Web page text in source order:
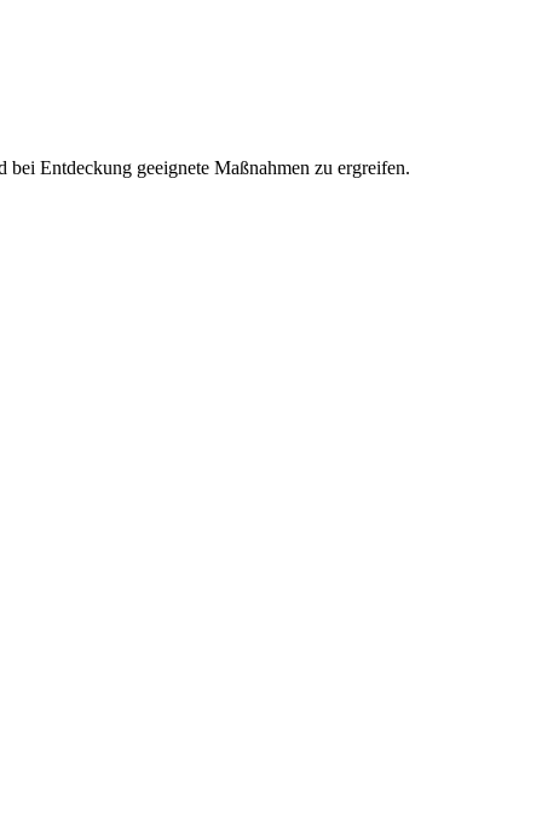
Entdeckung geeignete Maßnahmen zu ergreifen.